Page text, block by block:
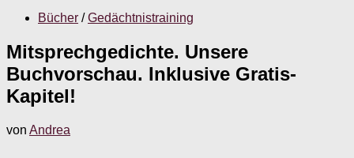
Bücher / Gedächtnistraining
Mitsprechgedichte. Unsere
Buchvorschau. Inklusive Gratis-
Kapitel!
von Andrea